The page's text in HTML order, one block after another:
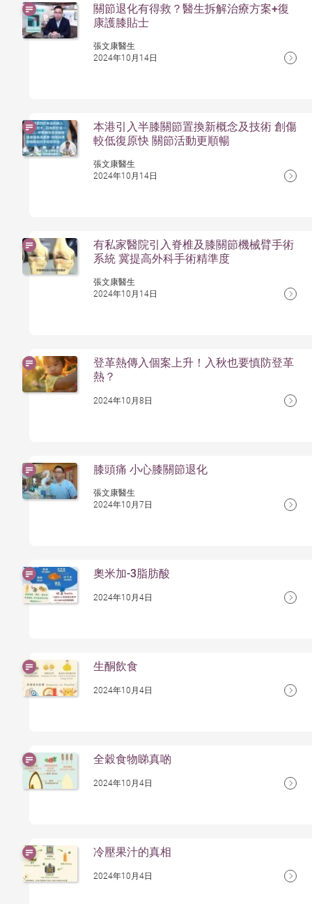
關節退化有得救？醫生拆解治療方案+復
康護膝貼士
張文康醫生
2024年10月14日
本港引入半膝關節置換新概念及技術 創傷
較低復原快 關節活動更順暢
張文康醫生
2024年10月14日
有私家醫院引入脊椎及膝關節機械臂手術
系統 冀提高外科手術精準度
張文康醫生
2024年10月14日
登革熱傳入個案上升！入秋也要慎防登革
熱？
2024年10月8日
膝頭痛 小心膝關節退化
張文康醫生
2024年10月7日
奧米加-3脂肪酸
2024年10月4日
生酮飲食
2024年10月4日
全穀食物睇真啲
2024年10月4日
冷壓果汁的真相
2024年10月4日